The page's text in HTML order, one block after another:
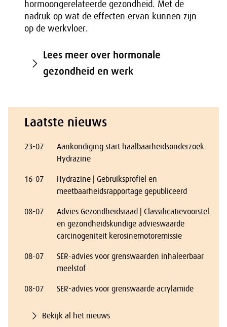
hormoongerelateerde gezondheid. Met de
nadruk op wat de effecten ervan kunnen zijn
op de werkvloer.
Lees meer over hormonale
gezondheid en werk
Laatste nieuws
23-07
Aankondiging start haalbaarheidsonderzoek
Hydrazine
16-07
Hydrazine | Gebruiksprofiel en
meetbaarheidsrapportage gepubliceerd
08-07
Advies Gezondheidsraad | Classificatievoorstel
en gezondheidskundige advieswaarde
carcinogeniteit kerosinemotoremissie
08-07
SER-advies voor grenswaarden inhaleerbaar
meelstof
08-07 SER-advies voor grenswaarde acrylamide
Bekijk al het nieuws